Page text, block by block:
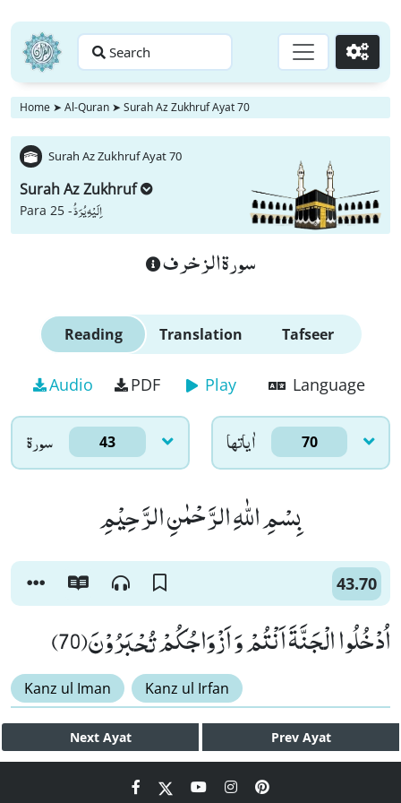
Search Go
Home ➤ Al-Quran ➤ Surah Az Zukhruf Ayat 70
Surah Az Zukhruf Ayat 70
Surah Az Zukhruf
Para 25 -اِلَیْهِ یُرَدُّ
سورة الزخرف
Reading Translation Tafseer
Audio PDF Play Language
سورۃ 43 اٰياتها 70
بِسْمِ اللّٰهِ الرَّحْمٰنِ الرَّحِیْمِ
43.70
اُدْخُلُوا الْجَنَّةَ اَنْتُمْ وَ اَزْوَاجُكُمْ تُحْبَرُوْنَ(70)
Kanz ul Iman Kanz ul Irfan
Next Ayat Prev Ayat